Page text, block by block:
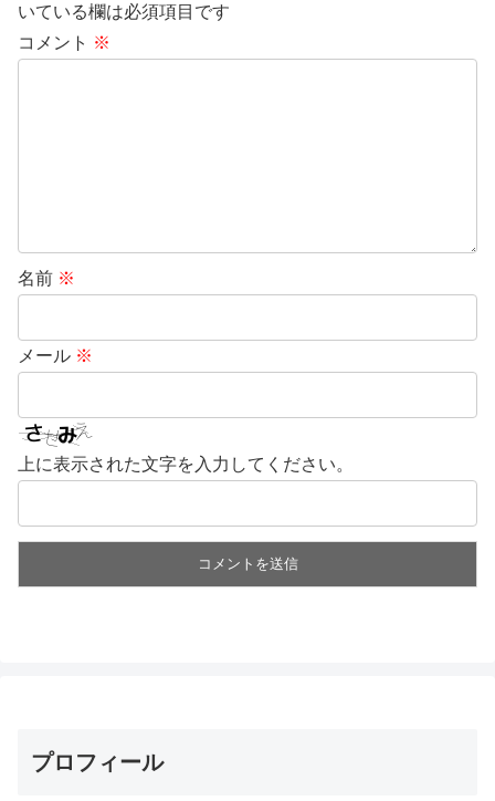
いている欄は必須項目です
コメント ※
名前 ※
メール ※
上に表示された文字を入力してください。
プロフィール